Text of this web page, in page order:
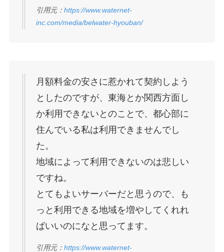
引用元： https://www.waternet-
inc.com/media/belwater-hyouban/
月額料金の安さに惹かれて契約しよう
としたのですが、東海とか関西方面し
か利用できないとのことで、都心部に
住んでいる私は利用できませんでし
た。
地域によって利用できないのは悲しい
ですね。
とてもよいサーバーだと思うので、も
っと利用できる地域を増やしてくれれ
ばいいのになと思ってます。
引用元： https://www.waternet-